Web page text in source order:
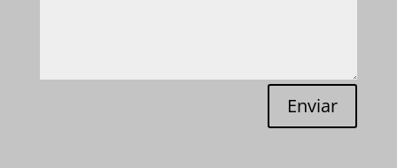
Enviar